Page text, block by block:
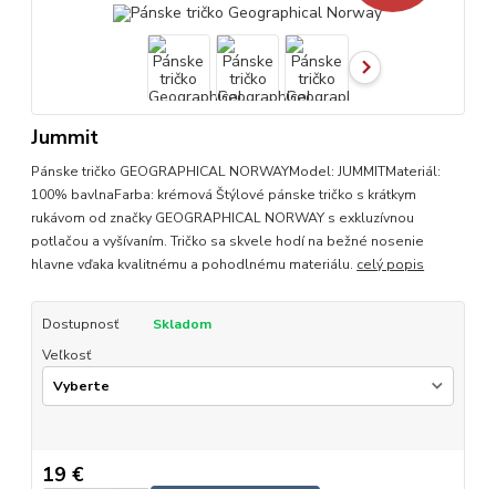
Jummit
Pánske tričko GEOGRAPHICAL NORWAYModel: JUMMITMateriál:
100% bavlnaFarba: krémová Štýlové pánske tričko s krátkym
rukávom od značky GEOGRAPHICAL NORWAY s exkluzívnou
potlačou a vyšívaním. Tričko sa skvele hodí na bežné nosenie
hlavne vďaka kvalitnému a pohodlnému materiálu. celý popis
Dostupnosť
Skladom
Veľkosť
19 €